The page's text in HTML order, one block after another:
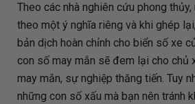
Theo các nhà nghiên cứu phong
theo một ý nghĩa riêng và khi ghép
bản dịch hoàn chỉnh cho biển số xe
con số may mắn sẽ đem lại cho chủ
may mắn, sự nghiệp thăng tiến. Tuy
những con số xấu mà bạn nên tránh